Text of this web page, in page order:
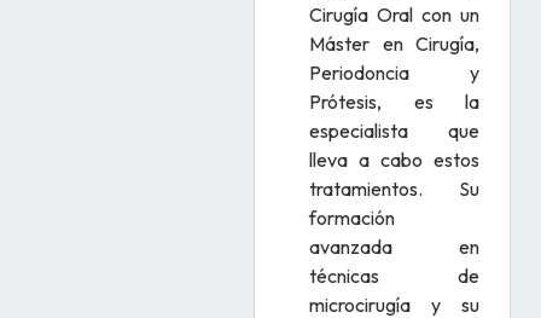
Cirugía Oral con un
Máster en Cirugía,
Periodoncia y
Prótesis, es la
especialista que
lleva a cabo estos
tratamientos. Su
formación
avanzada en
técnicas de
microcirugía y su